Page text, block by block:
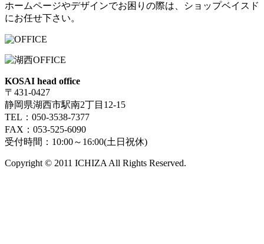
ホームページやデザインでお困りの際は、ショップベイスド
にお任せ下さい。
KOSAI head office
〒431-0427
静岡県湖西市駅南2丁目12-15
TEL：050-3538-7377
FAX：053-525-6090
受付時間：10:00～16:00(土日祝休)
Copyright © 2011 ICHIZA All Rights Reserved.